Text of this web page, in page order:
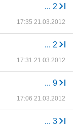
... 2
17:35 21.03.2012
... 2
17:31 21.03.2012
... 9
17:06 21.03.2012
... 3